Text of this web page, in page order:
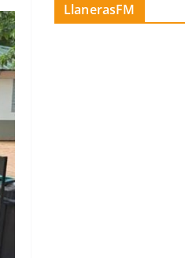
LlanerasFM